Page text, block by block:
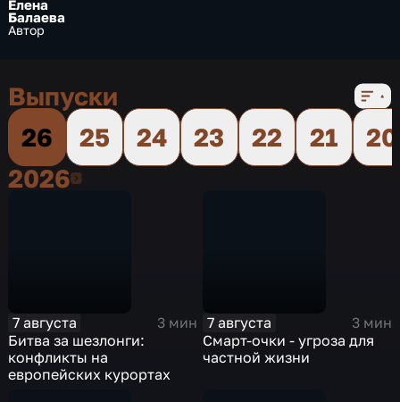
Елена
Балаева
Автор
Выпуски
26
25 24 23 22 21
20
20262026
7 августа
3 мин
Битва за шезлонги:
конфликты на
европейских курортах
7 августа
3 мин
Смарт-очки - угроза для
частной жизни